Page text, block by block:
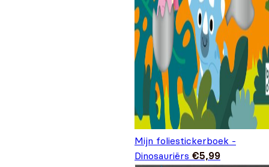
Mijn foliestickerboek -
Dinosauriërs €5,99